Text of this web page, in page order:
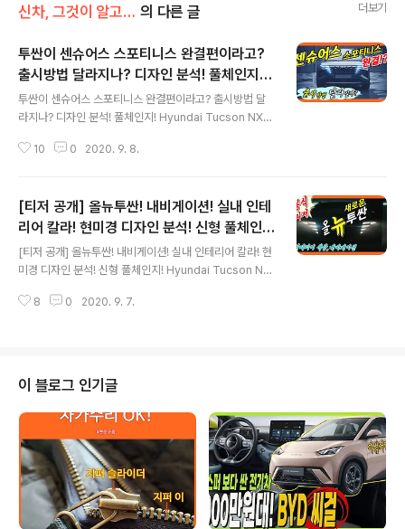
신차, 그것이 알고 싶다 의 다른 글 더보기
투싼이 센슈어스 스포티니스 완결편이라고?
출시방법 달라지나? 디자인 분석! 풀체인지!
Hyundai Tucson NX4! official teaser!
투싼이 센슈어스 스포티니스 완결편이라고? 출시방법 달
라지나? 디자인 분석! 풀체인지! Hyundai Tucson NX4!
신차 정보를 알려드리는 연못구름입니다. 지난주였죠? 드
이번 투싼은 좋은 반응이 더 많은 것 같아요! 최근 출시된
현대차의 경우 너무 먼 미래의 디자인처럼 설득력이 낮은
디자인을 선보인 경향이 있다 보니 쏘나타를 시작은 그랜
저까지 어색하다는 반응이 높았지만 신형 투싼의 경우 부
정적인 반응보다는 이 정도면 괜찮다는 모처럼 현대차가
선보인 신차 중에서 좋은 디자인 평가를 받게 된 것 같습니
10 0 2020. 9. 8.
[티저 공개] 올뉴투싼! 내비게이션! 실내 인테
리어 칼라! 현미경 디자인 분석! 신형 풀체인
지! Hyundai Tucson NX4! official teas
er!
[티저 공개] 올뉴투싼! 내비게이션! 실내 인테리어 칼라! 현
미경 디자인 분석! 신형 풀체인지! Hyundai Tucson NX
한 수치 자료를 통해서 비교 분석 자료를 제시하는 연못구
보를 알려드리는 연못구름입니다. 9월의 주인공이라면 단
연 4세대로 풀체인지가 되는 투싼입니다. # 영상으로 보시
면 보다 세부적인 정보를 얻을 수 있습니다. 추천! 신형 투
싼의 정보는 어느덧 18부까지 영상으로 알려드렸는데, 처
음 보시는 분들이라면 채널에서 재생목록을 통해서 궁금하
신 정보를 ..
8 0 2020. 9. 7.
이 블로그 인기글